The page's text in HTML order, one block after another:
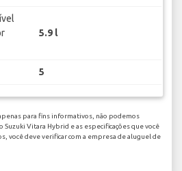
5.9 l
5
para fins informativos, não podemos
Vitara Hybrid e as especificações que você
você deve verificar com a empresa de aluguel de